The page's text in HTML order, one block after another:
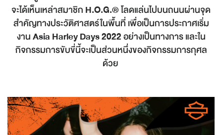
จะได้เห็นเหล่าสมาชิก H.O.G.®โลดแล่นไปบนถนนผ่านจุด
สำคัญทางประวัติศาสตร์ในพื้นที่ เพื่อเป็นการประกาศเริ่ม
งานAsia Harley Days 2022อย่างเป็นทางการ และใน
กิจกรรมการขับขี่นี้จะเป็นส่วนหนึ่งของกิจกรรมการกุศล
ด้วย